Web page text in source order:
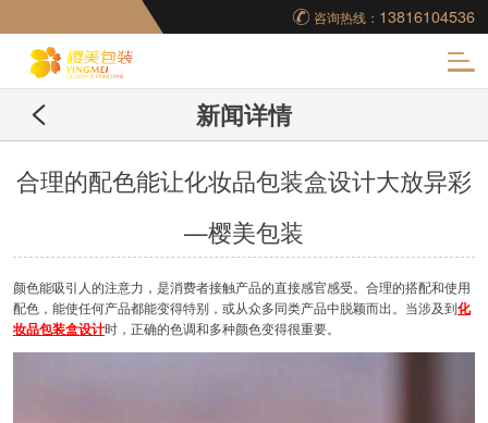
咨询热线： 13816104536
妆品包装盒工厂,高档
包装盒定制,创意包装
新闻详情
合理的配色能让化妆品包装盒设计大放异彩
—樱美包装
颜色能吸引人的注意力，是消费者接触产品的直接感官感受。合理的搭配和使用
配色，能使任何产品都能变得特别，或从众多同类产品中脱颖而出。当涉及到 化
妆品包装盒设计时，正确的色调和多种颜色变得很重要。